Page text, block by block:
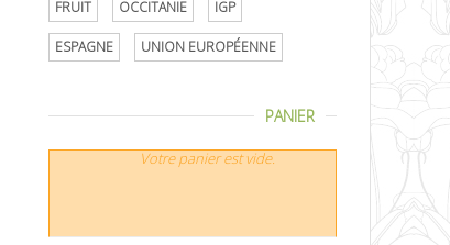
FRUIT OCCITANIE IGP
ESPAGNE UNION EUROPÉENNE
PANIER
Votre panier est vide.